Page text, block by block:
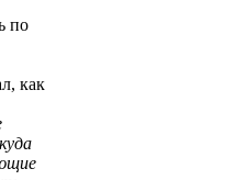
по
как